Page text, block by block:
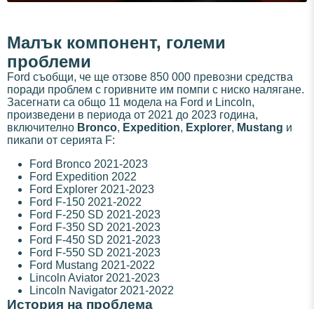
Малък компонент, големи
проблеми
Ford съобщи, че ще отзове 850 000 превозни средства
поради проблем с горивните им помпи с ниско налягане.
Засегнати са общо 11 модела на Ford и Lincoln,
произведени в периода от 2021 до 2023 година,
включително Bronco, Expedition, Explorer, Mustang и
пикапи от серията F:
Ford Bronco 2021-2023
Ford Expedition 2022
Ford Explorer 2021-2023
Ford F-150 2021-2022
Ford F-250 SD 2021-2023
Ford F-350 SD 2021-2023
Ford F-450 SD 2021-2023
Ford F-550 SD 2021-2023
Ford Mustang 2021-2022
Lincoln Aviator 2021-2023
Lincoln Navigator 2021-2022
История на проблема